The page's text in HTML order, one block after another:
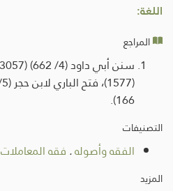
اللغة:
المراجع
166).
التصنيفات
الفقه وأصوله. فقه المعاملات
المزيد